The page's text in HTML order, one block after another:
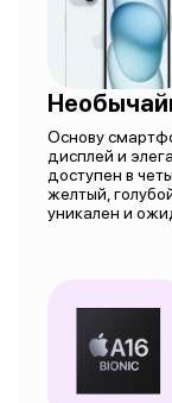
Основу
дисплей и
доступен в
желтый,
уникален и